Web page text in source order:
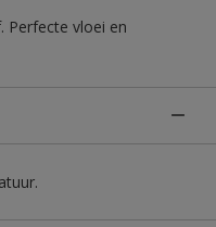
Perfecte vloei en